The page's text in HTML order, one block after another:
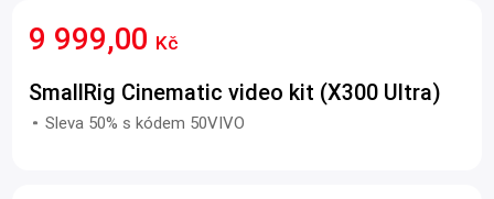
9 999,00 Kč
SmallRig Cinematic video kit (X300 Ultra)
Sleva 50% s kódem 50VIVO